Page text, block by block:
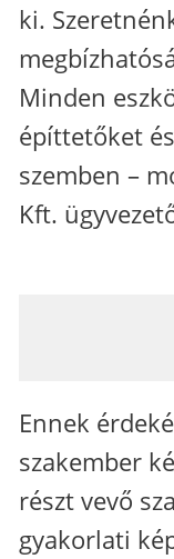
ki.
Minden
építtetőket
szemben –
Kft.
Ennek
szakember
részt vevő
gyakorlati